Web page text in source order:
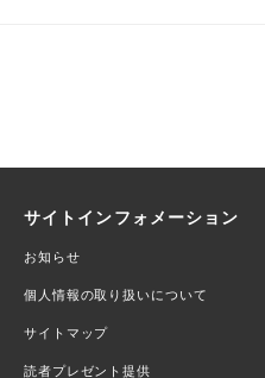
サイトインフォメーション
お知らせ
個人情報の取り扱いについて
サイトマップ
読者プレゼント提供